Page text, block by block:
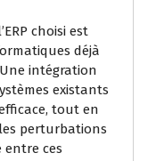
choisi est
déjà
intégration
existants
tout en
perturbations
ces